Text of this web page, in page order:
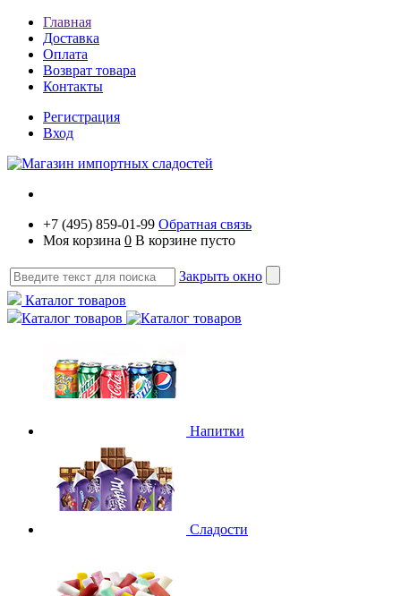
Главная
Доставка
Оплата
Возврат товара
Контакты
Регистрация
Вход
+7 (495) 859-01-99 Обратная связь
Моя корзина 0 В корзине пусто
Закрыть окно
Каталог товаров
Каталог товаров
Напитки
Сладости